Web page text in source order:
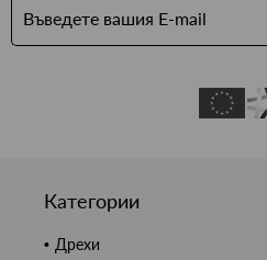
Категории
Дрехи